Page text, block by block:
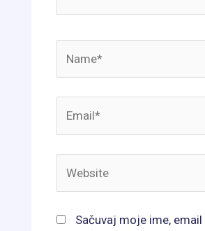
Sačuvaj moje ime,